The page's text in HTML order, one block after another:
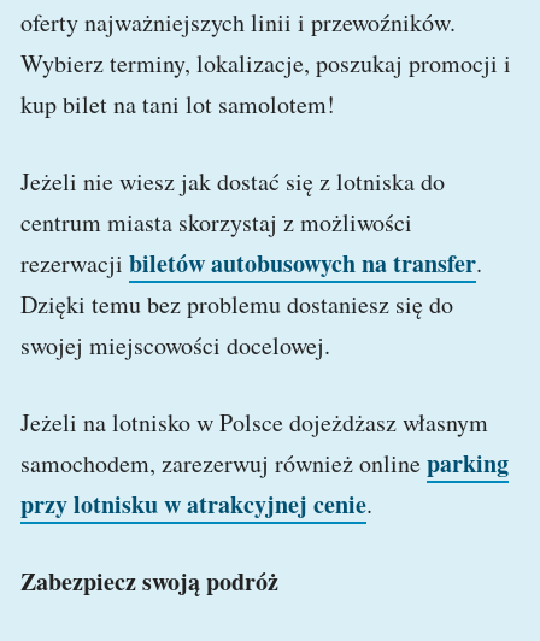
oferty najważniejszych linii i przewoźników.
Wybierz terminy, lokalizacje, poszukaj promocji i
kup bilet na tani lot samolotem!
Jeżeli nie wiesz jak dostać się z lotniska do
centrum miasta skorzystaj z możliwości
rezerwacji biletów autobusowych na transfer.
Dzięki temu bez problemu dostaniesz się do
swojej miejscowości docelowej.
Jeżeli na lotnisko w Polsce dojeżdżasz własnym
samochodem, zarezerwuj również onlineparking
przy lotnisku w atrakcyjnej cenie.
Zabezpiecz swoją podróż